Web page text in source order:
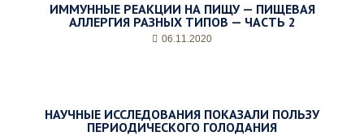
ИММУННЫЕ РЕАКЦИИ НА ПИЩУ — ПИЩЕВАЯ
АЛЛЕРГИЯ РАЗНЫХ ТИПОВ — ЧАСТЬ 2
06.11.2020
НАУЧНЫЕ ИССЛЕДОВАНИЯ ПОКАЗАЛИ ПОЛЬЗУ
ПЕРИОДИЧЕСКОГО ГОЛОДАНИЯ